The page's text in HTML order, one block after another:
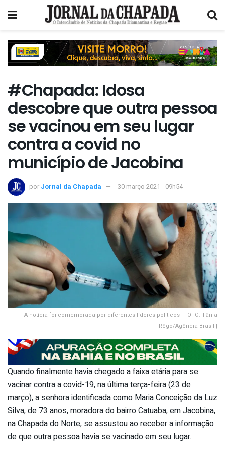
#Chapada: Idosa
descobre que outra pessoa
se vacinou em seu lugar
contra a covid no
município de Jacobina
por Jornal da Chapada 30 março 2021 - 09h54
A notícia foi comemorada por diferentes líderes políticos | FOTO: Tânia
Rêgo/Agência Brasil |
Quando finalmente havia chegado a faixa etária para se
vacinar contra a covid-19, na última terça-feira (23 de
março), a senhora identificada como Maria Conceição da Luz
Silva, de 73 anos, moradora do bairro Catuaba, em Jacobina,
na Chapada do Norte, se assustou ao receber a informação
de que outra pessoa havia se vacinado em seu lugar.